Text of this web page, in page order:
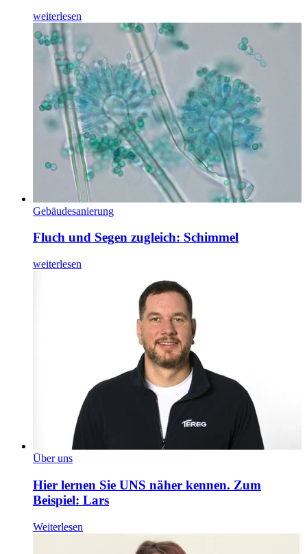
weiterlesen
Gebäudesanierung
Fluch und Segen zugleich: Schimmel
weiterlesen
Über uns
Hier lernen Sie UNS näher kennen. Zum
Beispiel: Lars
Weiterlesen